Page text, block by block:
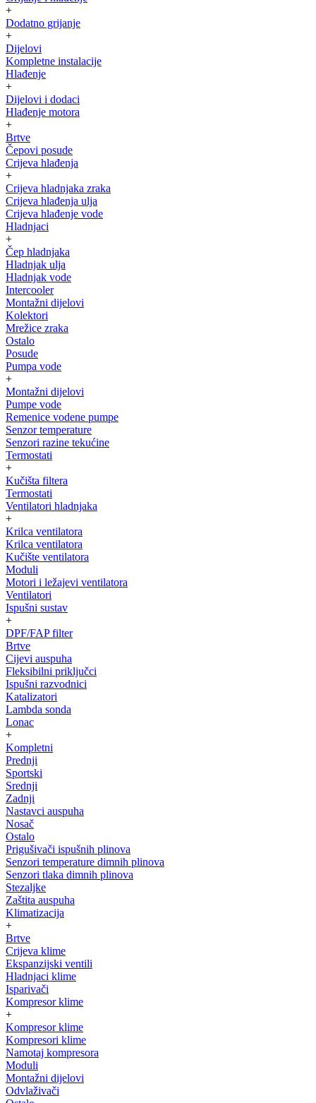
+
Dodatno grijanje
+
Dijelovi
Kompletne instalacije
Hlađenje
+
Dijelovi i dodaci
Hlađenje motora
+
Brtve
Čepovi posude
Crijeva hlađenja
+
Crijeva hladnjaka zraka
Crijeva hlađenja ulja
Crijeva hlađenje vode
Hladnjaci
+
Čep hladnjaka
Hladnjak ulja
Hladnjak vode
Intercooler
Montažni dijelovi
Kolektori
Mrežice zraka
Ostalo
Posude
Pumpa vode
+
Montažni dijelovi
Pumpe vode
Remenice vodene pumpe
Senzor temperature
Senzori razine tekućine
Termostati
+
Kučišta filtera
Termostati
Ventilatori hladnjaka
+
Krilca ventilatora
Krilca ventilatora
Kučište ventilatora
Moduli
Motori i ležajevi ventilatora
Ventilatori
Ispušni sustav
+
DPF/FAP filter
Brtve
Cijevi auspuha
Fleksibilni priključci
Ispušni razvodnici
Katalizatori
Lambda sonda
Lonac
+
Kompletni
Prednji
Sportski
Srednji
Zadnji
Nastavci auspuha
Nosač
Ostalo
Prigušivači ispušnih plinova
Senzori temperature dimnih plinova
Senzori tlaka dimnih plinova
Stezaljke
Zaštita auspuha
Klimatizacija
+
Brtve
Crijeva klime
Ekspanzijski ventili
Hladnjaci klime
Isparivači
Kompresor klime
+
Kompresor klime
Kompresori klime
Namotaj kompresora
Moduli
Montažni dijelovi
Odvlaživači